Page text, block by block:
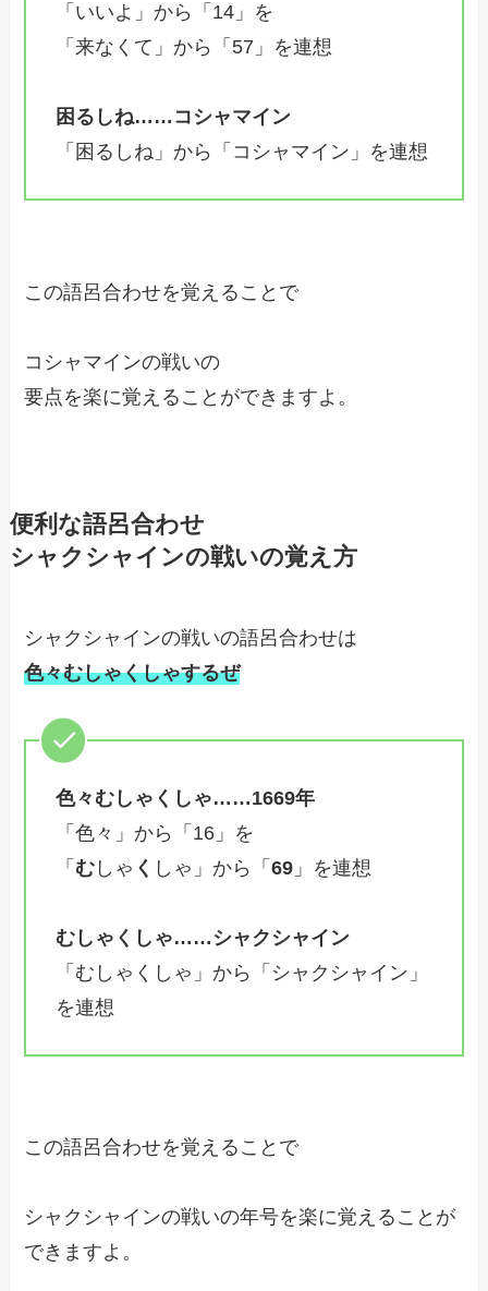
「いいよ」から「14」を
「来なくて」から「57」を連想
困るしね……コシャマイン
「困るしね」から「コシャマイン」を連想
この語呂合わせを覚えることで
コシャマインの戦いの
要点を楽に覚えることができますよ。
便利な語呂合わせ
シャクシャインの戦いの覚え方
シャクシャインの戦いの語呂合わせは
色々むしゃくしゃするぜ
色々むしゃくしゃ……1669年
「色々」から「16」を
「 む しゃ く しゃ」から「69 」を連想
むしゃくしゃ……シャクシャイン
「むしゃくしゃ」から「シャクシャイン」
を連想
この語呂合わせを覚えることで
シャクシャインの戦いの年号を楽に覚えることが
できますよ。